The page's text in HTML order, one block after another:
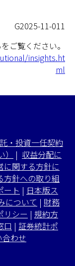
G2025-11-011
ご覧ください。
insights.ht
ml
・投資一任契約
| 収益分配に
に関する方針に
方針への取り組
ート | 日本版ス
について | 財務
リシー | 規約方
口 | 証券統計ポ
合わせ